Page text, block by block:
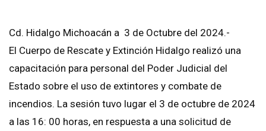
Cd. Hidalgo Michoacán a 3 de Octubre del 2024.-
El Cuerpo de Rescate y Extinción Hidalgo realizó una
capacitación para personal del Poder Judicial del
Estado sobre el uso de extintores y combate de
incendios. La sesión tuvo lugar el 3 de octubre de 2024
a las 16: 00 horas, en respuesta a una solicitud de